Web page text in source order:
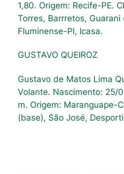
1,80. Origem: Recife-PE.
Torres, Barrretos, Guarani
Fluminense-PI, Icasa.
GUSTAVO QUEIROZ
Gustavo de Matos Lima
Volante. Nascimento: 25/
m. Origem: Maranguape-
(base), São José,